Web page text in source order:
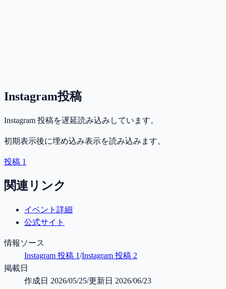
Instagram投稿
Instagram 投稿を遅延読み込みしています。
初期表示後に埋め込み表示を読み込みます。
投稿 1
関連リンク
イベント詳細
公式サイト
情報ソース
Instagram 投稿 1/Instagram 投稿 2
掲載日
作成日 2026/05/25/更新日 2026/06/23